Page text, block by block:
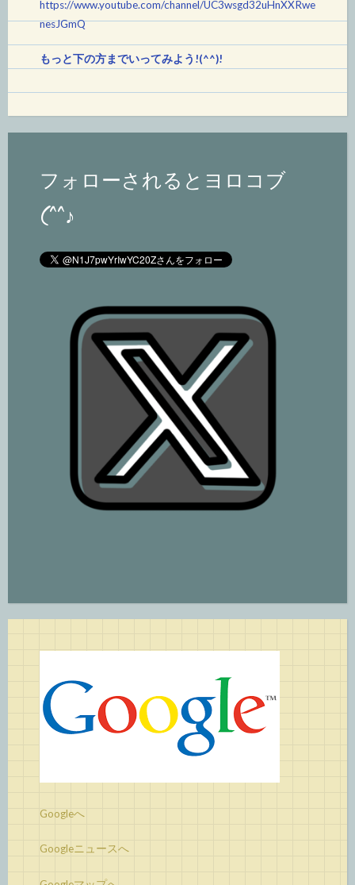
https://www.youtube.com/channel/UC3wsgd32uHnXXRwe
nesJGmQ
もっと下の方までいってみよう!(^^)!
フォローされるとヨロコブ
(^^♪
Googleへ
Googleニュースへ